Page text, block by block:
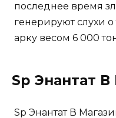
последнее время
генерируют слухи
арку весом 6 000
Sp Энантат
Sp Энантат В